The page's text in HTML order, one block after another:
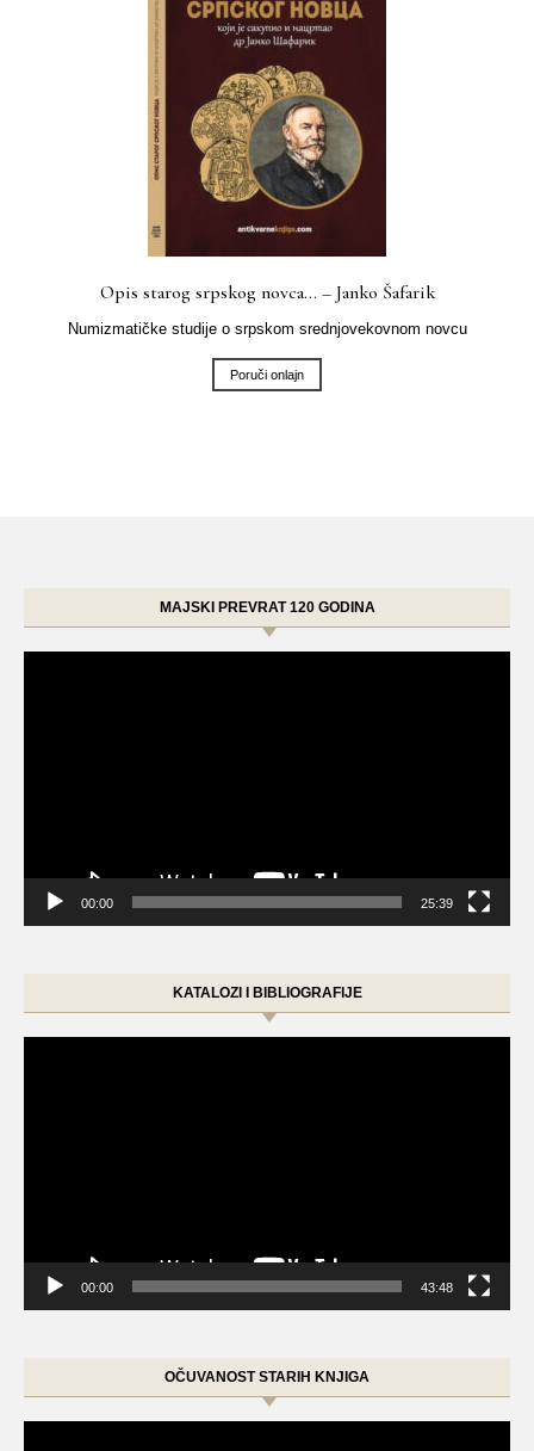
Opis starog srpskog novca… – Janko Šafarik
Numizmatičke studije o srpskom srednjovekovnom novcu
Poruči onlajn
MAJSKI PREVRAT 120 GODINA
00:00 25:39
KATALOZI I BIBLIOGRAFIJE
00:00 43:48
OČUVANOST STARIH KNJIGA